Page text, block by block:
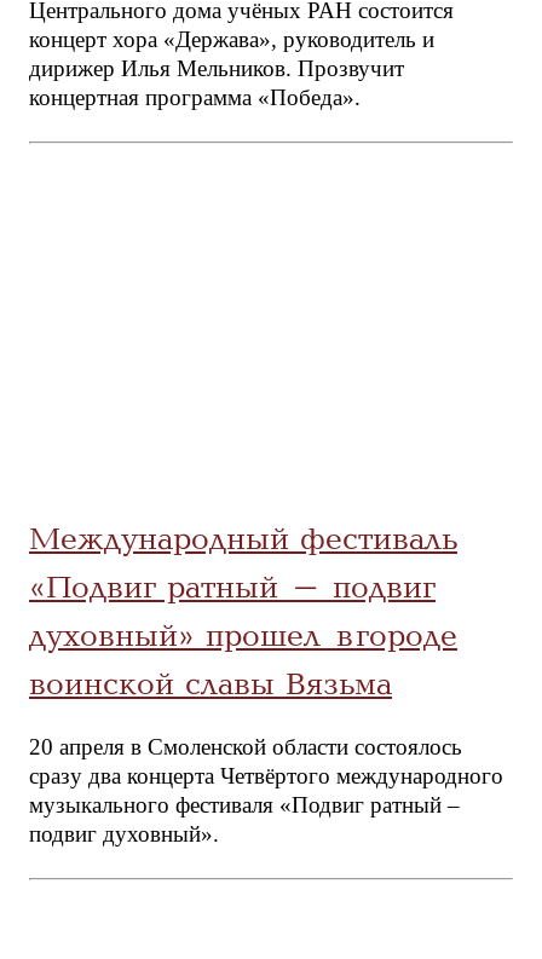
Центрального дома учёных РАН состоится
концерт хора «Держава», руководитель и
дирижер Илья Мельников. Прозвучит
концертная программа «Победа».
Международный фестиваль
«Подвиг ратный – подвиг
духовный» прошел в городе
воинской славы Вязьма
20 апреля в Смоленской области состоялось
сразу два концерта Четвёртого международного
музыкального фестиваля «Подвиг ратный –
подвиг духовный».